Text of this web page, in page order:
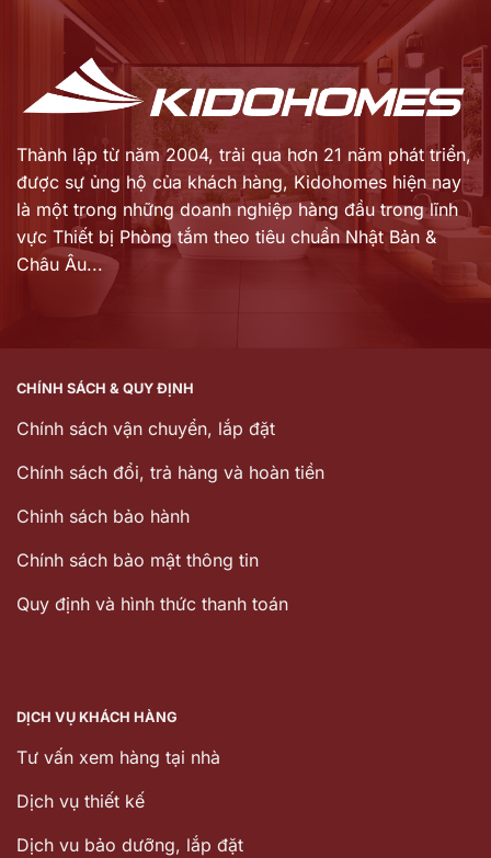
34.327.000 ₫.
Thành lập từ năm 2004, trải qua hơn 21 năm phát triển,
được sự ủng hộ của khách hàng, Kidohomes hiện nay
là một trong những doanh nghiệp hàng đầu trong lĩnh
vực Thiết bị Phòng tắm theo tiêu chuẩn Nhật Bản &
Châu Âu...
CHÍNH SÁCH & QUY ĐỊNH
Chính sách vận chuyển, lắp đặt
Chính sách đổi, trả hàng và hoàn tiền
Chinh sách bảo hành
Chính sách bảo mật thông tin
Quy định và hình thức thanh toán
DỊCH VỤ KHÁCH HÀNG
Tư vấn xem hàng tại nhà
Dịch vụ thiết kế
Dịch vu bảo dưỡng, lắp đặt